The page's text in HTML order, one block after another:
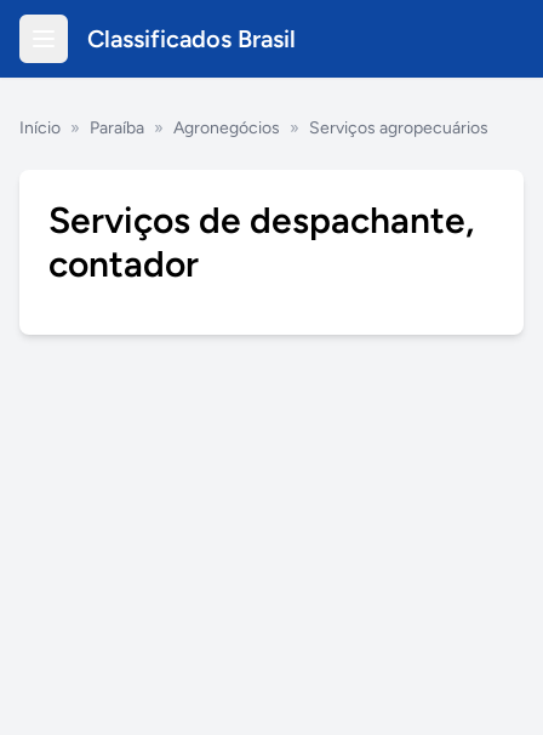
Classificados Brasil
Início » Paraíba » Agronegócios » Serviços agropecuários
Serviços de despachante,
contador